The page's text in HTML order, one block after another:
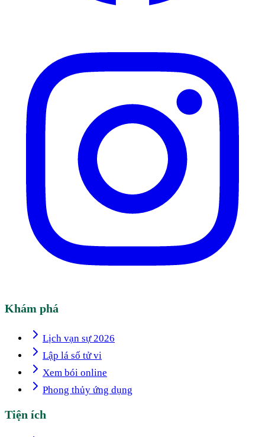
Khám phá
Lịch vạn sự 2026
Lập lá số tử vi
Xem bói online
Phong thủy ứng dụng
Tiện ích